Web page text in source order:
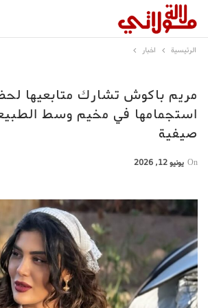
الرئيسية اخبار
مريم باكوش تشارك متابعيها
استجمامها في مخيم وسط
صيفية
On يونيو 12, 2026